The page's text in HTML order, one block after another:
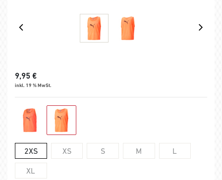
9,95 €
inkl. 19 % MwSt.
2XS XS S M L
XL